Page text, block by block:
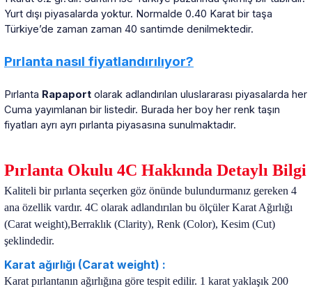
Yurt dışı piyasalarda yoktur. Normalde 0.40 Karat bir taşa
Türkiye’de zaman zaman 40 santimde denilmektedir.
Pırlanta nasıl fiyatlandırılıyor?
Pırlanta Rapaport olarak adlandırılan uluslararası piyasalarda her
Cuma yayımlanan bir listedir. Burada her boy her renk taşın
fiyatları ayrı ayrı pırlanta piyasasına sunulmaktadır.
Pırlanta Okulu 4C Hakkında Detaylı Bilgi
Kaliteli bir pırlanta seçerken göz önünde bulundurmanız gereken 4
ana özellik vardır. 4C olarak adlandırılan bu ölçüler Karat Ağırlığı
(Carat weight),Berraklık (Clarity), Renk (Color), Kesim (Cut)
şeklindedir.
Karat ağırlığı (Carat weight) :
Karat pırlantanın ağırlığına göre tespit edilir. 1 karat yaklaşık 200